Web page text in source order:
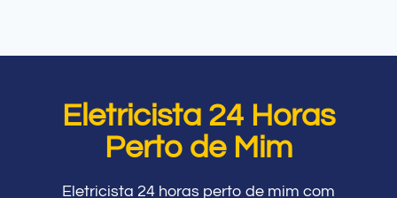
Eletricista 24 Horas
Perto de Mim
Eletricista 24 horas perto de mim com